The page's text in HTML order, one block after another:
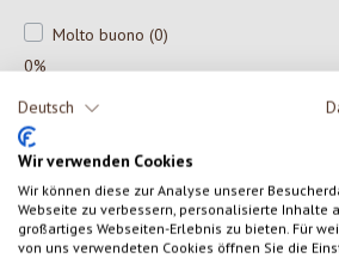
Deutsch
Wir verwenden Cookies
Wir können diese zur Analyse unserer
Webseite zu verbessern, personalisierte Inhalte
großartiges Webseiten-Erlebnis zu bieten. Für
von uns verwendeten Cookies öffnen Sie die
Molto buono (0)
0%
Buono (0)
0%
Accettabile (0)
0%